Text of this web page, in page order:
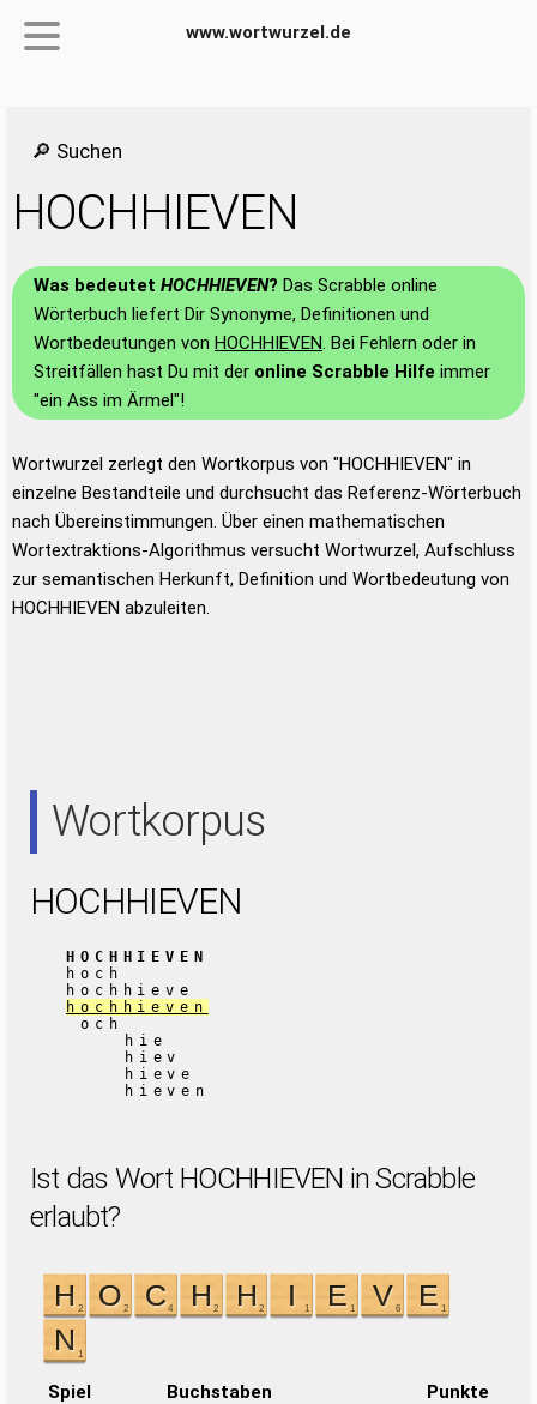
www.wortwurzel.de
🔎 Suchen
HOCHHIEVEN
Was bedeutet HOCHHIEVEN? Das Scrabble online
Wörterbuch liefert Dir Synonyme, Definitionen und
Wortbedeutungen von HOCHHIEVEN. Bei Fehlern oder in
Streitfällen hast Du mit der online Scrabble Hilfe immer
"ein Ass im Ärmel"!
Wortwurzel zerlegt den Wortkorpus von "HOCHHIEVEN" in
einzelne Bestandteile und durchsucht das Referenz-Wörterbuch
nach Übereinstimmungen. Über einen mathematischen
Wortextraktions-Algorithmus versucht Wortwurzel, Aufschluss
zur semantischen Herkunft, Definition und Wortbedeutung von
HOCHHIEVEN abzuleiten.
Wortkorpus
HOCHHIEVEN
HOCHHIEVEN
hoch
hochhieve
hochhieven
och
hie
hiev
hieve
hieven
Ist das Wort HOCHHIEVEN in Scrabble
erlaubt?
Spiel Buchstaben Punkte